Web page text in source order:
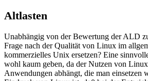
Altlasten
Unabhängig von der Bewertung der ALD
Frage nach der Qualität von Linux im
kommerzielles Unix ersetzen? Eine
wohl kaum geben, da der Nutzen von
Anwendungen abhängt, die man einsetzen